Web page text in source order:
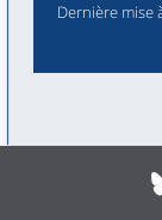
Dernière mise